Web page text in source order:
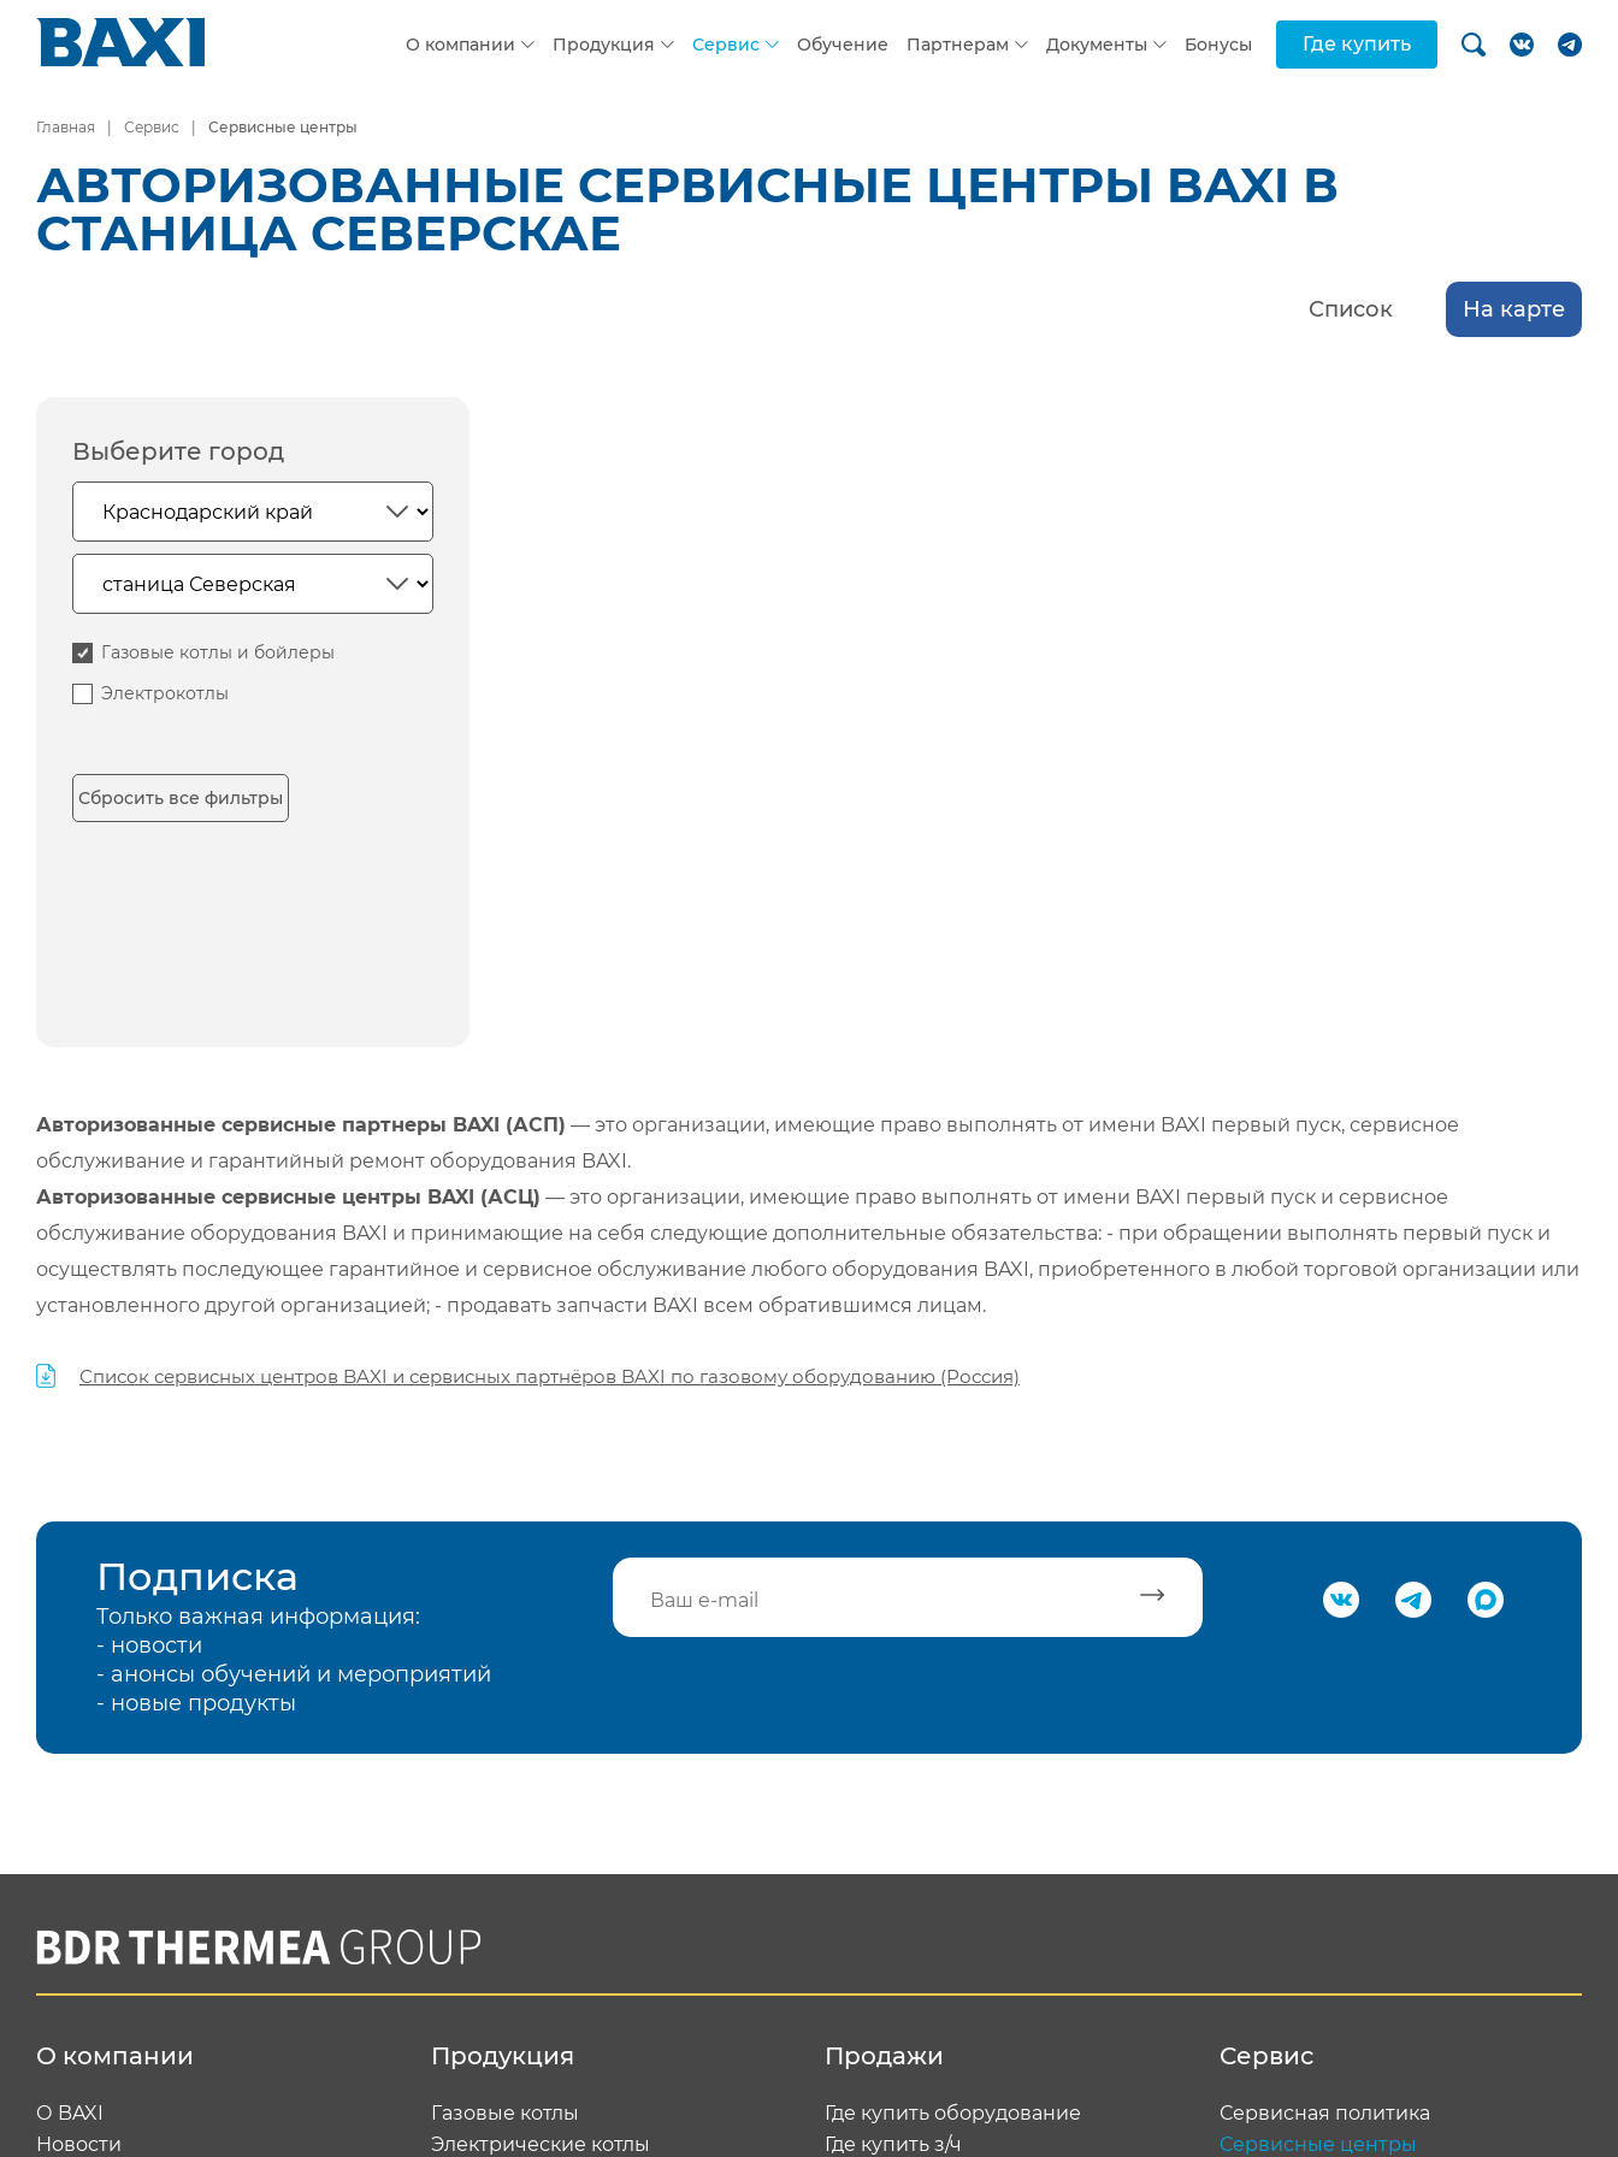
О компании Продукция Сервис Обучение Партнерам Документы Бонусы Где купить
Главная Сервис Сервисные центры
АВТОРИЗОВАННЫЕ СЕРВИСНЫЕ ЦЕНТРЫ BAXI В
СТАНИЦА СЕВЕРСКАЕ
Список На карте
Выберите город
Газовые котлы и бойлеры
Электрокотлы
Сбросить все фильтры
Авторизованные сервисные партнеры BAXI (АСП) — это организации, имеющие право выполнять от имени BAXI первый пуск, сервисное
обслуживание и гарантийный ремонт оборудования BAXI.
Авторизованные сервисные центры BAXI (АСЦ) — это организации, имеющие право выполнять от имени BAXI первый пуск и сервисное
обслуживание оборудования BAXI и принимающие на себя следующие дополнительные обязательства: - при обращении выполнять первый пуск и
осуществлять последующее гарантийное и сервисное обслуживание любого оборудования BAXI, приобретенного в любой торговой организации или
установленного другой организацией; - продавать запчасти BAXI всем обратившимся лицам.
Список сервисных центров BAXI и сервисных партнёров BAXI по газовому оборудованию (Россия)
Подписка
Только важная информация:
- новости
- анонсы обучений и мероприятий
- новые продукты
О компании
О BAXI
Новости
Продукция
Газовые котлы
Электрические котлы
Продажи
Где купить оборудование
Где купить з/ч
Сервис
Сервисная политика
Сервисные центры